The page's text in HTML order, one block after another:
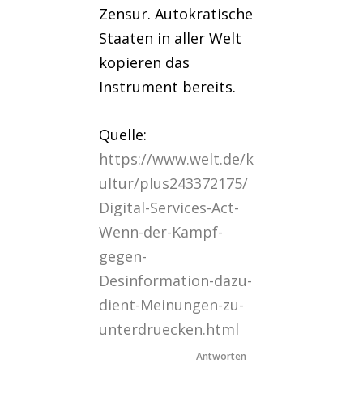
Zensur. Autokratische
Staaten in aller Welt
kopieren das
Instrument bereits.
Quelle:
https://www.welt.de/k
ultur/plus243372175/
Digital-Services-Act-
Wenn-der-Kampf-
gegen-
Desinformation-dazu-
dient-Meinungen-zu-
unterdruecken.html
Antworten